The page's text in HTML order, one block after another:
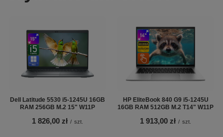
Dell Latitude 5530 i5-1245U 16GB
RAM 256GB M.2 15" W11P
1 826,00 zł / szt.
HP EliteBook 840 G9 i5-1245U
16GB RAM 512GB M.2 T14" W11P
1 913,00 zł / szt.